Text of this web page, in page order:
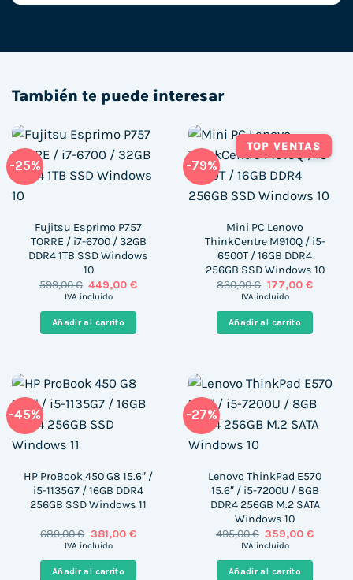
También te puede interesar
-25%
Fujitsu Esprimo P757
TORRE / i7-6700 / 32GB
DDR4 1TB SSD Windows
10
599,00€ El
precio
era:
599,00 €.
449,00€El
IVA incluido
Añadir al carrito
-79%
TOP VENTAS
Mini PC Lenovo
ThinkCentre M910Q / i5-
6500T / 16GB DDR4
256GB SSD Windows 10
830,00€ El
precio
era:
830,00 €.
177,00 €El
es:
177,00 €.
IVA incluido
Añadir al carrito
-45%
HP ProBook 450 G8 15.6″ /
i5-1135G7 / 16GB DDR4
256GB SSD Windows 11
689,00€ El
precio
era:
381,00 €El
es:
IVA incluido
Añadir al carrito
-27%
Lenovo ThinkPad E570
15.6″ / i5-7200U / 8GB
DDR4 256GB M.2 SATA
Windows 10
495,00€ El
precio
era:
359,00€El
IVA incluido
Añadir al carrito